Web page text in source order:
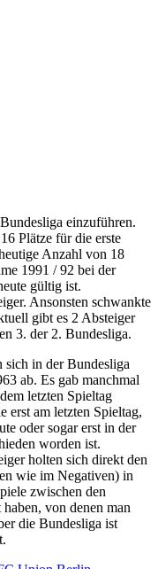
einzuführen.
Plätze für die erste
Anzahl von 18
1991 / 92 bei der
gültig ist.
Ansonsten schwankte
gibt es 2 Absteiger
3. der 2. Bundesliga.
sich in der Bundesliga
ab. Es gab manchmal
letzten Spieltag
erst am letzten Spieltag,
oder sogar erst in der
worden ist.
holten sich direkt den
wie im Negativen) in
zwischen den
von denen man
die Bundesliga ist